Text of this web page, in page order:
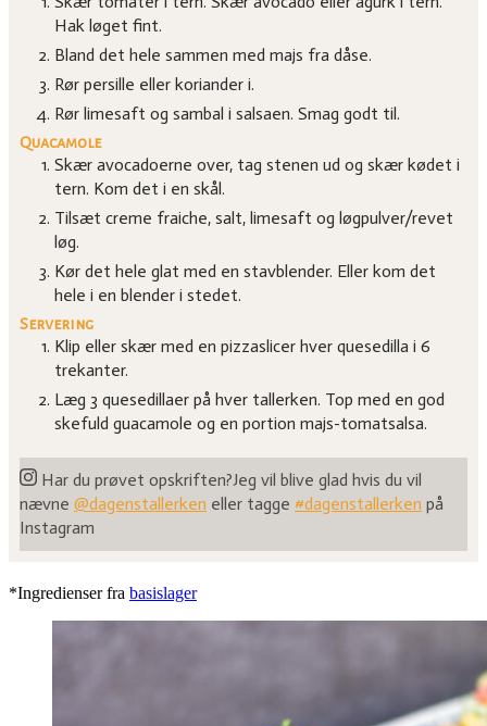
Hak løget fint.
Bland det hele sammen med majs fra dåse.
Rør persille eller koriander i.
Rør limesaft og sambal i salsaen. Smag godt til.
Quacamole
Skær avocadoerne over, tag stenen ud og skær kødet i
tern. Kom det i en skål.
Tilsæt creme fraiche, salt, limesaft og løgpulver/revet
løg.
Kør det hele glat med en stavblender. Eller kom det
hele i en blender i stedet.
Servering
Klip eller skær med en pizzaslicer hver quesedilla i 6
trekanter.
Læg 3 quesedillaer på hver tallerken. Top med en god
skefuld guacamole og en portion majs-tomatsalsa.
Har du prøvet opskriften?Jeg vil blive glad hvis du vil
nævne @dagenstallerken eller tagge #dagenstallerken på
Instagram
*Ingredienser fra basislager